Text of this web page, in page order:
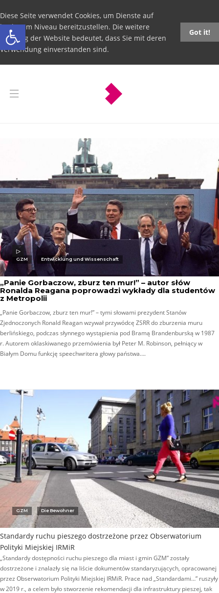
Open toolbar
Diese Seite verwendet Cookies, um Dienste auf
höchstem Niveau bereitzustellen. Die weitere
Nutzung der Website bedeutet, dass Sie mit deren
Verwendung einverstanden sind.
Got it!
GZM Entwicklung und Wissenschaft
„Panie Gorbaczow, zburz ten mur!” – autor słów
Ronalda Reagana poprowadzi wykłady dla studentów
z Metropolii
„Panie Gorbaczow, zburz ten mur!” – tymi słowami prezydent Stanów
Zjednoczonych Ronald Reagan wzywał przywódcę ZSRR do zburzenia muru
berlińskiego, podczas słynnego wystąpienia pod Bramą Brandenburską w 1987
r. Autorem oklaskiwanego przemówienia był Peter M. Robinson, pełniący w
Białym Domu funkcję speechwritera głowy państwa….
GZM Die Bewohner
Standardy ruchu pieszego dostrzeżone przez Obserwatorium
Polityki Miejskiej IRMiR
„Standardy dostępności ruchu pieszego dla miast i gmin GZM” zostały
dostrzeżone i znalazły się na liście dokumentów standaryzujących, opracowanej
przez Obserwatorium Polityki Miejskiej IRMiR. Prace nad „Standardami…” ruszyły
w 2019 r., a celem było stworzenie rekomendacji dla infrastruktury pieszej, tak